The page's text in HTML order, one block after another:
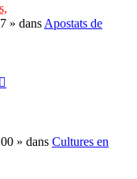
» dans Apostats de
» dans Cultures en